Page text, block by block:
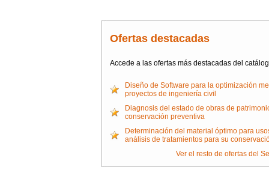
Ofertas destacadas
Accede a las ofertas más destacadas del
Diseño de Software para la optimización
proyectos de ingeniería civil
Diagnosis del estado de obras de
conservación preventiva
Determinación del material óptimo para
análisis de tratamientos para su
Ver el resto de ofertas del